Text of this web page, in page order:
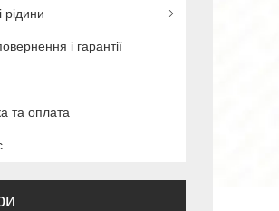
рідини
і гарантії
та оплата